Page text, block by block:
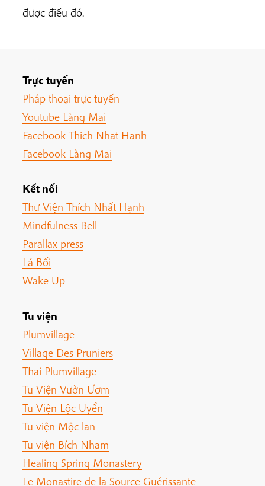
được điều đó.
Trực tuyến
Pháp thoại trực tuyến
Youtube Làng Mai
Facebook Thich Nhat Hanh
Facebook Làng Mai
Kết nối
Thư Viện Thích Nhất Hạnh
Mindfulness Bell
Parallax press
Lá Bối
Wake Up
Tu viện
Plumvillage
Village Des Pruniers
Thai Plumvillage
Tu Viện Vườn Ươm
Tu Viện Lộc Uyển
Tu viện Mộc lan
Tu viện Bích Nham
Healing Spring Monastery
Le Monastire de la Source Guérissante